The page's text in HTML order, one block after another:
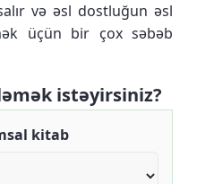
və əsl dostluğun əsl
üçün bir çox səbəb
istəyirsiniz?
kitab